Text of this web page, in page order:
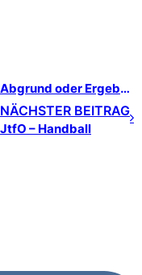
Des Menschen Wesen: Moralischer Abgrund oder Ergebnis äußerer Bedingungen?
NÄCHSTER BEITRAG
JtfO – Handball